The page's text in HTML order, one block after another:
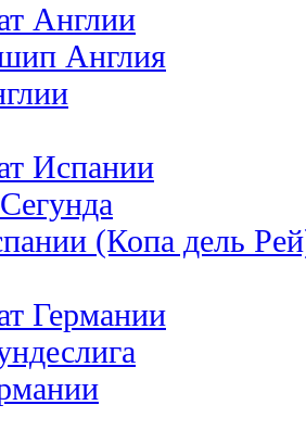
Англии
Англия
Испании
(Копа дель
Германии